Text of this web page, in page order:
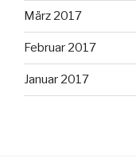
März 2017
Februar 2017
Januar 2017